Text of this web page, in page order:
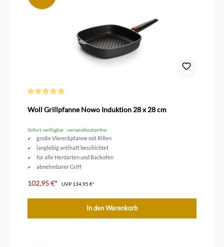
Woll Grillpfanne Nowo Induktion 28 x 28 cm
Sofort verfügbar , versandkostenfrei
große Viereckpfanne mit Rillen
langlebig antihaft beschichtet
für alle Herdarten und Backofen
abnehmbarer Griff
102,95 €* UVP 134,95 €*
In den Warenkorb